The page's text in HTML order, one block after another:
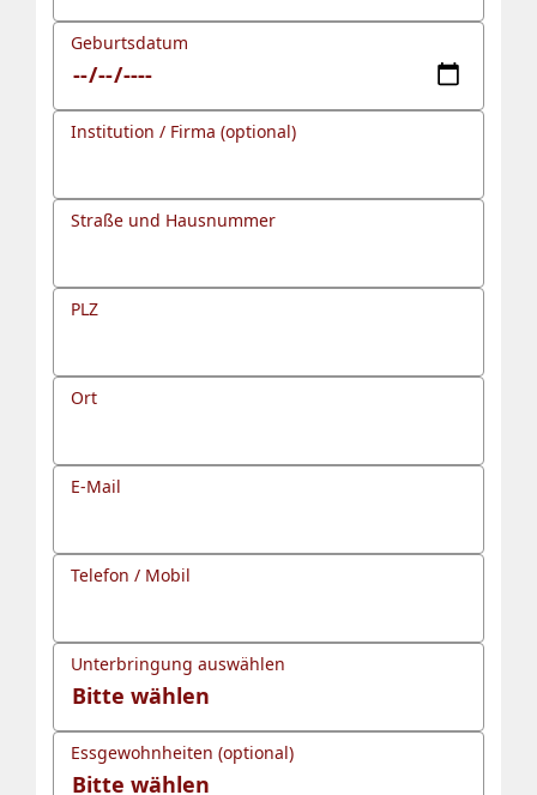
Geburtsdatum
Institution / Firma (optional)
Straße und Hausnummer
PLZ
Ort
E-Mail
Telefon / Mobil
Unterbringung auswählen
Essgewohnheiten (optional)